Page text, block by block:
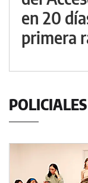
en 20
primera
POLICIALES